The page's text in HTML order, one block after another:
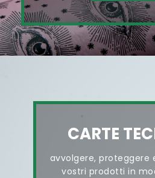
CARTE
avvolgere, proteggere
vostri prodotti in